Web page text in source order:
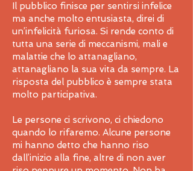
Il pubblico finisce per sentirsi infelice
ma anche molto entusiasta, direi di
un’infelicità furiosa. Si rende conto di
tutta una serie di meccanismi, mali e
malattie che lo attanagliano,
attanagliano la sua vita da sempre. La
risposta del pubblico è sempre stata
molto participativa.
Le persone ci scrivono, ci chiedono
quando lo rifaremo. Alcune persone
mi hanno detto che hanno riso
dall’inizio alla fine, altre di non aver